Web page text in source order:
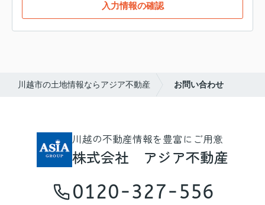
入力情報の確認
川越市の土地情報ならアジア不動産 お問い合わせ
川越の不動産情報を豊富にご用意
株式会社 アジア不動産
0120-327-556